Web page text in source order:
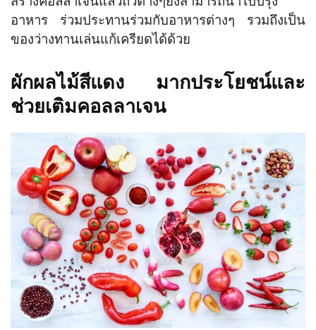
อาหาร ร่วมประทานร่วมกับอาหารต่างๆ รวมถึงเป็น
ของว่างทานเล่นแก้เครียดได้ด้วย
ผักผลไม้สีแดง มากประโยชน์และ
ช่วยเติมคอลลาเจน